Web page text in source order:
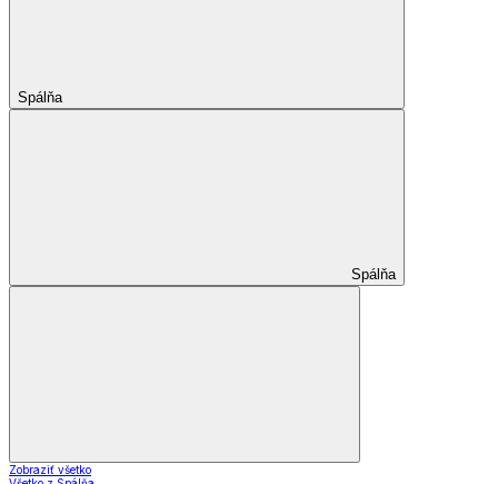
Spálňa
Spálňa
Zobraziť všetko